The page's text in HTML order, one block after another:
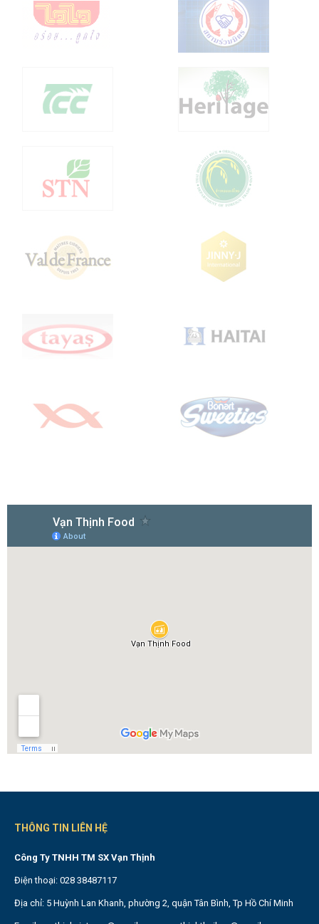
THÔNG TIN LIÊN HỆ
Công Ty TNHH TM SX Vạn Thịnh
Điện thoại: 028 38487117
Địa chỉ: 5 Huỳnh Lan Khanh, phường 2, quận Tân Bình, Tp Hồ Chí Minh